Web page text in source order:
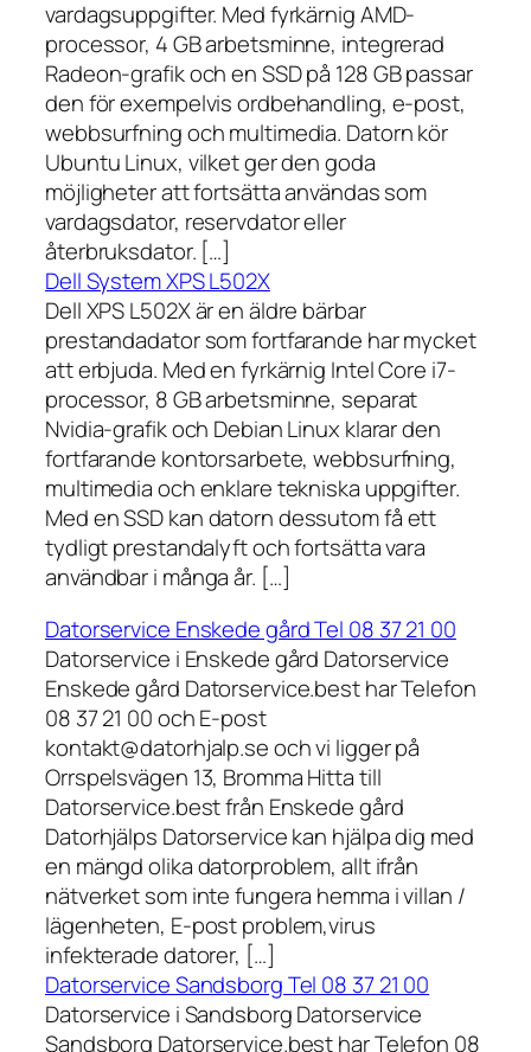
vardagsuppgifter. Med fyrkärnig AMD-
processor, 4 GB arbetsminne, integrerad
Radeon-grafik och en SSD på 128 GB passar
den för exempelvis ordbehandling, e-post,
webbsurfning och multimedia. Datorn kör
Ubuntu Linux, vilket ger den goda
möjligheter att fortsätta användas som
vardagsdator, reservdator eller
återbruksdator. […]
Dell System XPS L502X
Dell XPS L502X är en äldre bärbar
prestandadator som fortfarande har mycket
att erbjuda. Med en fyrkärnig Intel Core i7-
processor, 8 GB arbetsminne, separat
Nvidia-grafik och Debian Linux klarar den
fortfarande kontorsarbete, webbsurfning,
multimedia och enklare tekniska uppgifter.
Med en SSD kan datorn dessutom få ett
tydligt prestandalyft och fortsätta vara
användbar i många år. […]
Datorservice Enskede gård Tel 08 37 21 00
Datorservice i Enskede gård Datorservice
Enskede gård Datorservice.best har Telefon
08 37 21 00 och E-post
kontakt@datorhjalp.se och vi ligger på
Orrspelsvägen 13, Bromma Hitta till
Datorservice.best från Enskede gård
Datorhjälps Datorservice kan hjälpa dig med
en mängd olika datorproblem, allt ifrån
nätverket som inte fungera hemma i villan /
lägenheten, E-post problem,virus
infekterade datorer, […]
Datorservice Sandsborg Tel 08 37 21 00
Datorservice i Sandsborg Datorservice
Sandsborg Datorservice.best har Telefon 08